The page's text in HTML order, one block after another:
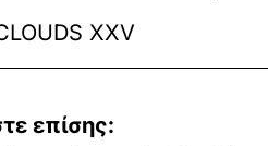
XXV
επίσης: